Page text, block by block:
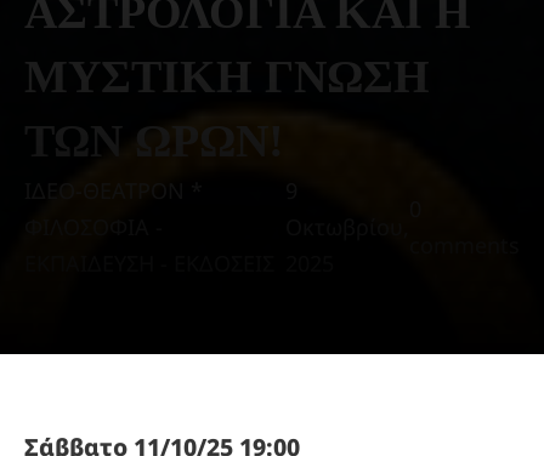
ΑΣΤΡΟΛΟΓΙΑ ΚΑΙ Η
ΜΥΣΤΙΚΗ ΓΝΩΣΗ
Σάββατο 11/10/25 19:00